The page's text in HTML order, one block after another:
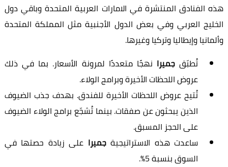
هذه الفنادق المنتشرة في الامارات العربية المتحدة وباقي دول
الخليج العربي وفي بعض الدول الأجنبية مثل المملكة المتحدة
وألمانيا وإيطاليا وتركيا وغيرها.
تُطبّقجميرا نهجًا متعددًا لمرونة الأسعار. بما في ذلك
عروض اللحظات الأخيرة وبرامج الولاء.
تُتيح عروض اللحظات الأخيرة للفندق. بهدف جذب الضيوف
الذين يبحثون عن صفقات. بينما تُشجّع برامج الولاء الضيوف
على الحجز المسبق.
ساعدت هذه الاستراتيجيةجميرا على زيادة حصتها في
السوق بنسبة 5%.